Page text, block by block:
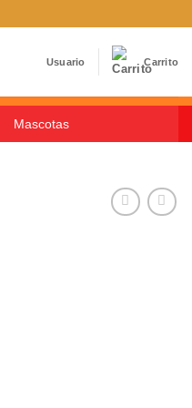
Usuario Carrito
Mascotas